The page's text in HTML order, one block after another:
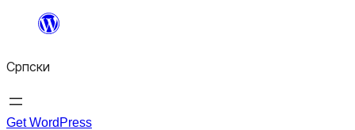
Скочи
садржај
Српски
Get WordPress